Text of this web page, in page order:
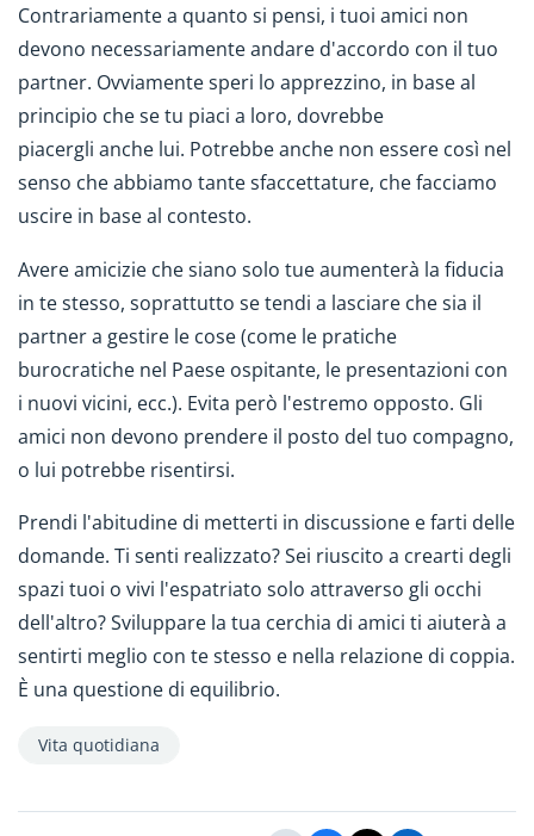
Contrariamente a quanto si pensi, i tuoi amici non
devono necessariamente andare d'accordo con il tuo
partner. Ovviamente speri lo apprezzino, in base al
principio che se tu piaci a loro, dovrebbe
piacergli anche lui. Potrebbe anche non essere così nel
senso che abbiamo tante sfaccettature, che facciamo
uscire in base al contesto.
Avere amicizie che siano solo tue aumenterà la fiducia
in te stesso, soprattutto se tendi a lasciare che sia il
partner a gestire le cose (come le pratiche
burocratiche nel Paese ospitante, le presentazioni con
i nuovi vicini, ecc.). Evita però l'estremo opposto. Gli
amici non devono prendere il posto del tuo compagno,
o lui potrebbe risentirsi.
Prendi l'abitudine di metterti in discussione e farti delle
domande. Ti senti realizzato? Sei riuscito a crearti degli
spazi tuoi o vivi l'espatriato solo attraverso gli occhi
dell'altro? Sviluppare la tua cerchia di amici ti aiuterà a
sentirti meglio con te stesso e nella relazione di coppia.
È una questione di equilibrio.
Vita quotidiana